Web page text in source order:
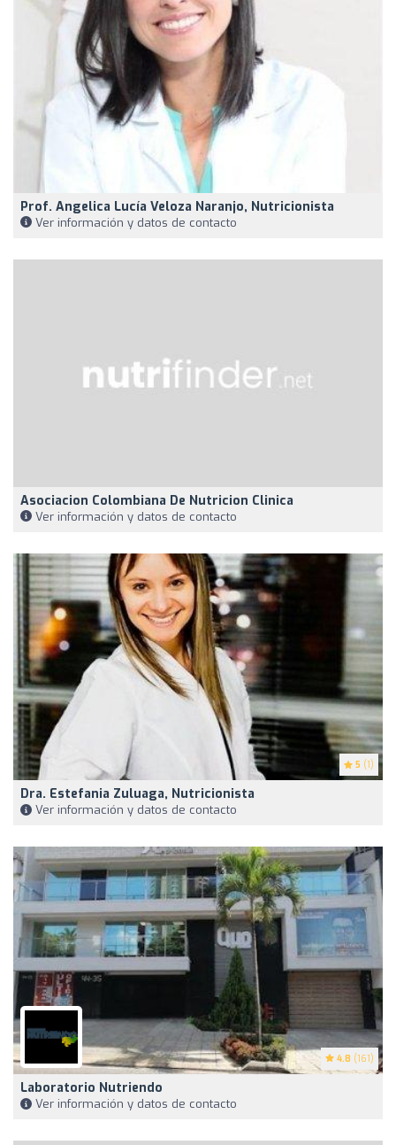
Prof. Angelica Lucía Veloza Naranjo, Nutricionista
Ver información y datos de contacto
Asociacion Colombiana De Nutricion Clinica
Ver información y datos de contacto
5 (1)
Dra. Estefania Zuluaga, Nutricionista
Ver información y datos de contacto
4.8 (161)
Laboratorio Nutriendo
Ver información y datos de contacto